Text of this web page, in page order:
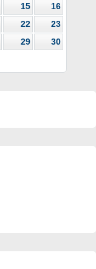
15
16
22
23
29
30